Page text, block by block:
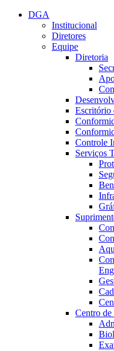
Conteúdo principal
DGA
Institucional
Diretores
Equipe
Diretoria
Escritório
Controle
Serviços
Centro de